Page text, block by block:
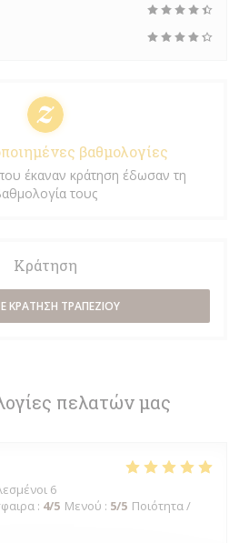
πελατών μας
6
: 4/5 Μενού : 5/5 Ποιότητα /
βαθμολογίες
έκαναν κράτηση έδωσαν τη
τους
Κράτηση
ΚΡΆΤΗΣΗ ΤΡΑΠΕΖΙΟΎ